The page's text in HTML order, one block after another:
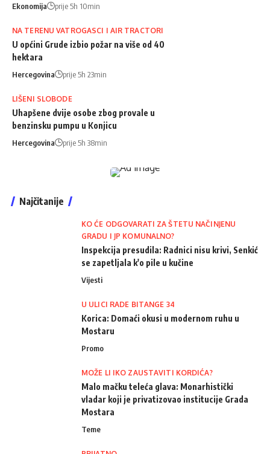
Ekonomija prije 5h 10min
NA TERENU VATROGASCI I AIR TRACTORI
U općini Grude izbio požar na više od 40
hektara
Hercegovina prije 5h 23min
LIŠENI SLOBODE
Uhapšene dvije osobe zbog provale u
benzinsku pumpu u Konjicu
Hercegovina prije 5h 38min
Najčitanije
KO ĆE ODGOVARATI ZA ŠTETU NAČINJENU
GRADU I JP KOMUNALNO?
Inspekcija presudila: Radnici nisu krivi, Senkić
se zapetljala k'o pile u kučine
Vijesti
U ULICI RADE BITANGE 34
Korica: Domaći okusi u modernom ruhu u
Mostaru
Promo
MOŽE LI IKO ZAUSTAVITI KORDIĆA?
Malo mačku teleća glava: Monarhistički
vladar koji je privatizovao institucije Grada
Mostara
Teme